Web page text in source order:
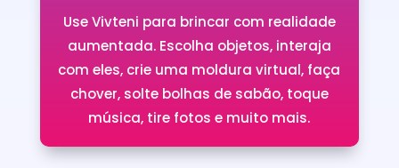
Use Vivteni para brincar com realidade
aumentada. Escolha objetos, interaja
com eles, crie uma moldura virtual, faça
chover, solte bolhas de sabão, toque
música, tire fotos e muito mais.